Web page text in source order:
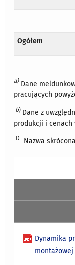
Ogółem
a)Dane
pracujących
b) Dane z
produkcji i cenach
D Nazwa
Dynamika
montażowej